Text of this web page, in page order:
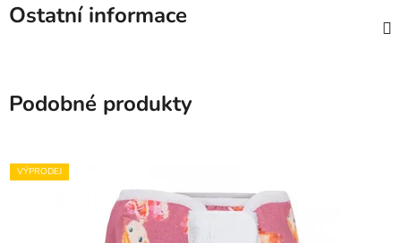
Ostatní informace
Podobné produkty
VÝPRODEJ